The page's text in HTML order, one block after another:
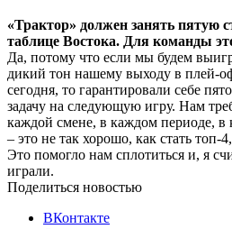
«Трактор» должен занять пятую
таблице Востока. Для команды
Да, потому что если мы будем
дикий тон нашему выходу в плей-
сегодня, то гарантировали себе
задачу на следующую игру. Нам
каждой смене, в каждом периоде, в
– это не так хорошо, как стать
Это помогло нам сплотиться и, я
играли.
Поделиться новостью
ВКонтакте